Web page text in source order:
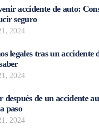
accidente de auto:
seguro
2024
legales tras un
2024
después de un accidente
paso
2024